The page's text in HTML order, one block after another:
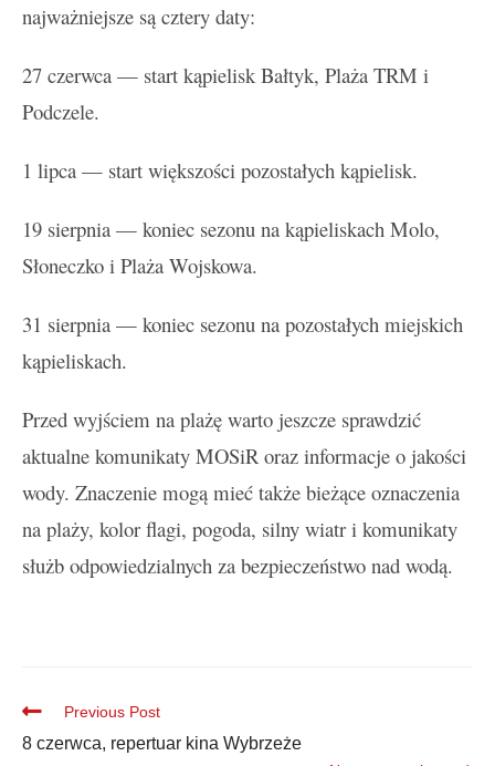
najważniejsze są cztery daty:
27 czerwca — start kąpielisk Bałtyk, Plaża TRM i
Podczele.
1 lipca — start większości pozostałych kąpielisk.
19 sierpnia — koniec sezonu na kąpieliskach Molo,
Słoneczko i Plaża Wojskowa.
31 sierpnia — koniec sezonu na pozostałych miejskich
kąpieliskach.
Przed wyjściem na plażę warto jeszcze sprawdzić
aktualne komunikaty MOSiR oraz informacje o jakości
wody. Znaczenie mogą mieć także bieżące oznaczenia
na plaży, kolor flagi, pogoda, silny wiatr i komunikaty
służb odpowiedzialnych za bezpieczeństwo nad wodą.
Previous Post
8 czerwca, repertuar kina Wybrzeże